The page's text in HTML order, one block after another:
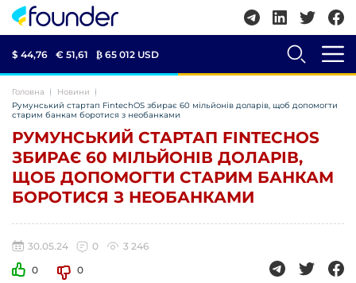
$ 44,76 € 51,61 ₿ 65 012 USD
Головна
Новини
Румунський стартап FintechOS збирає 60 мільйонів доларів, щоб допомогти
старим банкам боротися з необанками
РУМУНСЬКИЙ СТАРТАП FINTECHOS
ЗБИРАЄ 60 МІЛЬЙОНІВ ДОЛАРІВ,
ЩОБ ДОПОМОГТИ СТАРИМ БАНКАМ
БОРОТИСЯ З НЕОБАНКАМИ
30.05.24 0
3 246
0
0